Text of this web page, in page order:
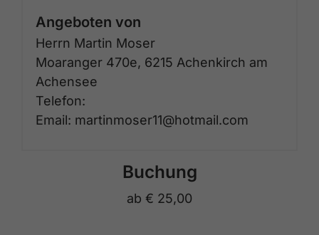
Angeboten von
Herrn Martin Moser
Moaranger 470e, 6215 Achenkirch am
Achensee
Telefon:
Email: martinmoser11@hotmail.com
Buchung
ab € 25,00